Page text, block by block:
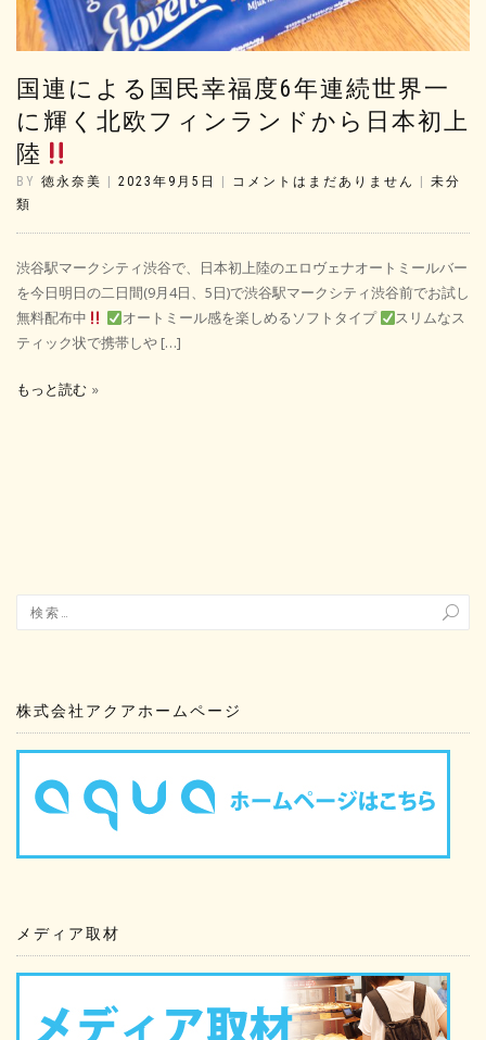
国連による国民幸福度6年連続世界一
に輝く北欧フィンランドから日本初上
陸
BY 徳永奈美 2023年9月5日 コメントはまだありません
未分
類
渋谷駅マークシティ渋谷で、日本初上陸のエロヴェナオートミールバー
を今日明日の二日間(9月4日、5日)で渋谷駅マークシティ渋谷前でお試し
無料配布中
オートミール感を楽しめるソフトタイプ
スリムなス
ティック状で携帯しや […]
もっと読む
株式会社アクアホームページ
メディア取材